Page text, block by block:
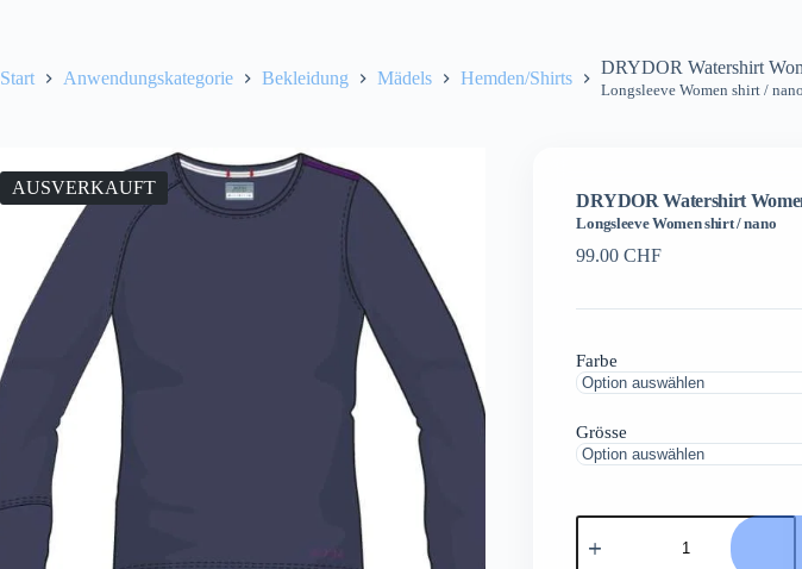
Start Anwendungskategorie Bekleidung Mädels Hemden/Shirts
DRYDOR Watershirt
Longsleeve Women shirt / nano
AUSVERKAUFT
DRYDOR Watershirt
Longsleeve Women shirt / nano
99.00CHF
Farbe
Grösse
DRYDOR
Watershirt